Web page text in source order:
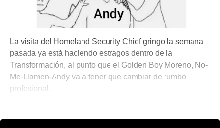
La visita del Homeland Security Chief gringo la semana
pasada ya está haciendo estragos dentro de la
Transformación, al punto que el Golden Boy Moreno, No-
Me-Llamen-Andy va a tener que cambiar de rumbo
profesional.